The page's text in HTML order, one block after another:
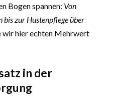
Bogen spannen: Von
bis zur Hustenpflege über
wir hier echten Mehrwert
in der